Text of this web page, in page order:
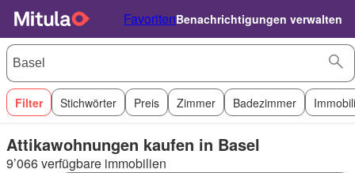
FavoritenBenachrichtigungen verwalten
Filter Stichwörter Preis Zimmer Badezimmer
Attikawohnungen kaufen in Basel
9’066 verfügbare immobilien